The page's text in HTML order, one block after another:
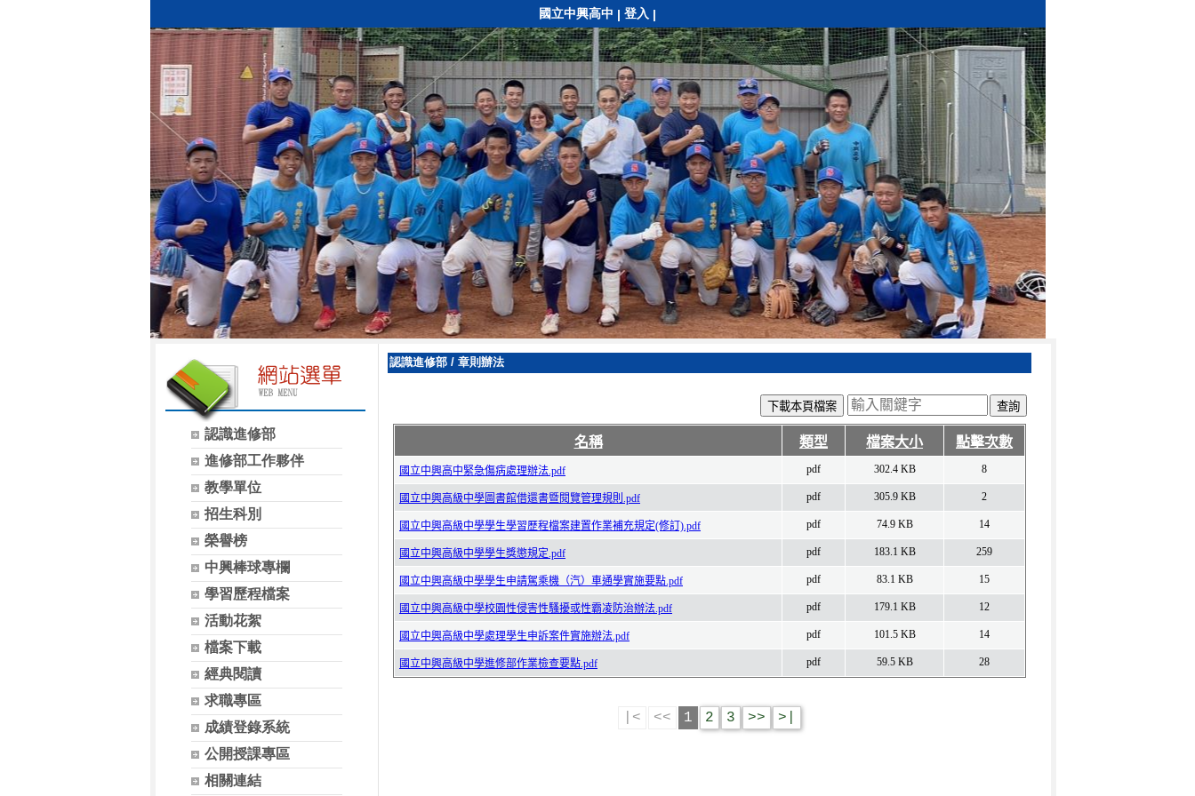
國立中興高中 | 登入 |
認識進修部
進修部工作夥伴
教學單位
招生科別
榮譽榜
中興棒球專欄
學習歷程檔案
活動花絮
檔案下載
經典閱讀
求職專區
成績登錄系統
公開授課專區
相關連結
認識進修部/ 章則辦法